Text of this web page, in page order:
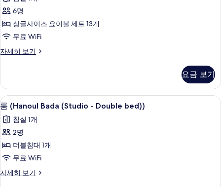
기
세
보
기
진
모
두
기
6명
싱글사이즈 요이불 세트 13개
무료 WiFi
자세히 보기
룸
보
기
요금 보기
룸
(Hanoul
Bada
(Studio
-
Double
bed))
7
룸 (Hanoul Bada (Studio - Double bed))
침실 1개
2명
더블침대 1개
무료 WiFi
자세히 보기
룸